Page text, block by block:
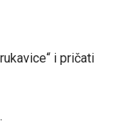
i pričati